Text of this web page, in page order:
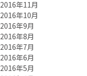
2016年11月
2016年10月
2016年9月
2016年8月
2016年7月
2016年6月
2016年5月